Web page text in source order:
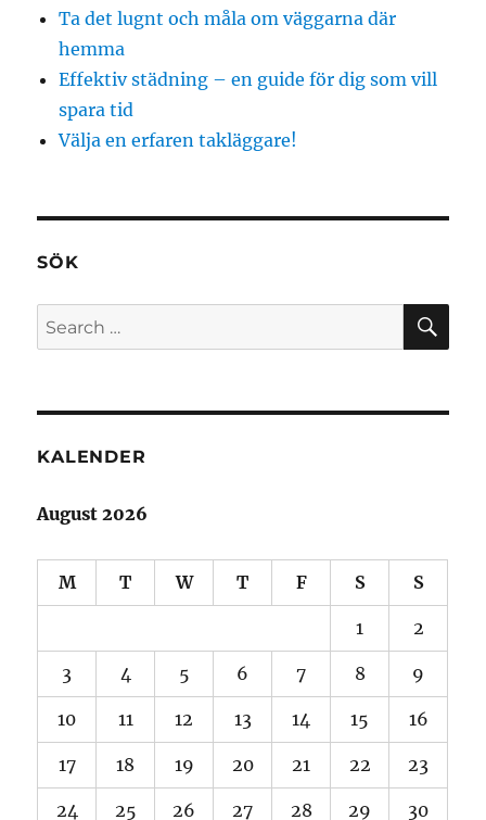
Ta det lugnt och måla om väggarna där
hemma
Effektiv städning – en guide för dig som vill
spara tid
Välja en erfaren takläggare!
SÖK
Search
for:
KALENDER
August 2026
M T W T F S S
1 2
3 4 5 6 7 8 9
10 11 12 13 14 15 16
17 18 19 20 21 22 23
24 25 26 27 28 29 30